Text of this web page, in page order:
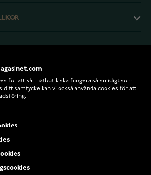
© 2026 Klockmagasinet.com
för att vår nätbutik ska fungera så smidigt som
ditt samtycke kan vi också använda cookies för att